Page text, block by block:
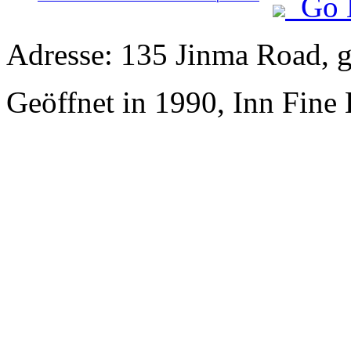
Adresse: 135 Jinma Road,
Geöffnet in 1990, Inn Fine